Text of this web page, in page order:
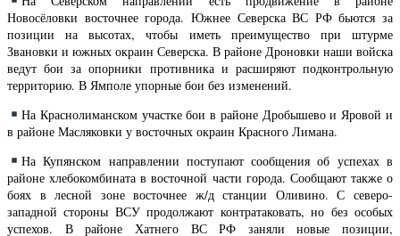
Новосёловки восточнее города. Южнее Северска ВС РФ бьются за
позиции на высотах, чтобы иметь преимущество при штурме
Звановки и южных окраин Северска. В районе Дроновки наши войска
ведут бои за опорники противника и расширяют подконтрольную
территорию. В Ямполе упорные бои без изменений.
На Краснолиманском участке бои в районе Дробышево и Яровой и
в районе Масляковки у восточных окраин Красного Лимана.
На Купянском направлении поступают сообщения об успехах в
районе хлебокомбината в восточной части города. Сообщают также о
боях в лесной зоне восточнее ж/д станции Оливино. С северо-
западной стороны ВСУ продолжают контратаковать, но без особых
успехов. В районе Хатнего ВС РФ заняли новые позиции,